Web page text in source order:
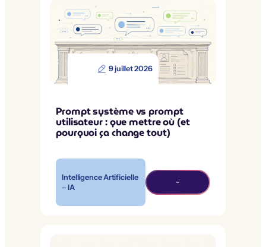
9 juillet 2026
Prompt système vs prompt
utilisateur : que mettre où (et
pourquoi ça change tout)
Intelligence Artificielle
– IA